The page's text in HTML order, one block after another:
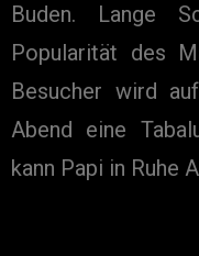
Buden. Lange
Popularität des
Besucher wird
Abend eine
kann Papi in Ruhe